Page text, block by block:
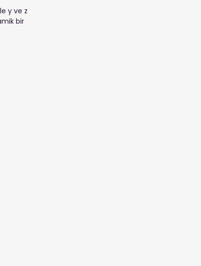
y ve z
bir